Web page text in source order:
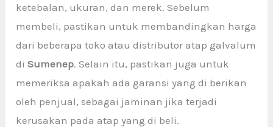
ketebalan, ukuran, dan merek. Sebelum
membeli, pastikan untuk membandingkan harga
dari beberapa toko atau distributor atap galvalum
diSumenep. Selain itu, pastikan juga untuk
memeriksa apakah ada garansi yang di berikan
oleh penjual, sebagai jaminan jika terjadi
kerusakan pada atap yang di beli.